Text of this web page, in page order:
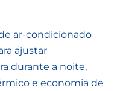
ar-condicionado
ajustar
durante a noite,
e economia de